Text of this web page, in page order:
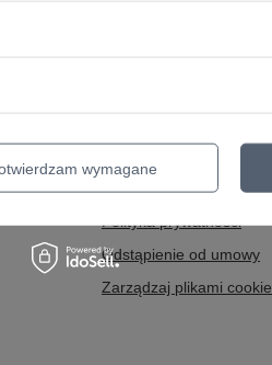
Regulamin
Polityka prywatności
Odstąpienie od umowy
Zarządzaj plikami cookie
wymagane